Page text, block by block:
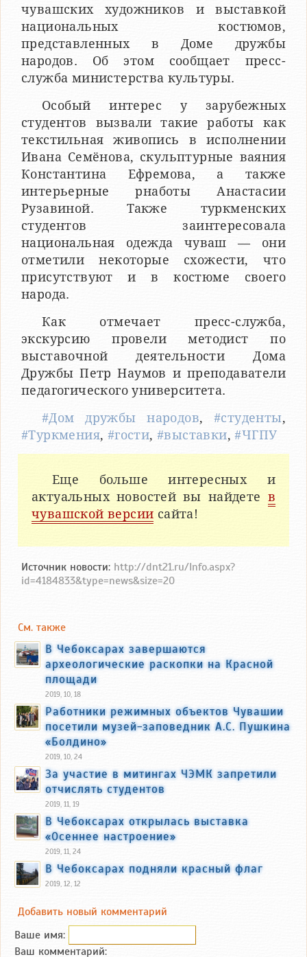
чувашских художников и выставкой
национальных костюмов,
представленных в Доме дружбы
народов. Об этом сообщает пресс-
служба министерства культуры.
Особый интерес у зарубежных
студентов вызвали такие работы как
текстильная живопись в исполнении
Ивана Семёнова, скульптурные ваяния
Константина Ефремова, а также
интерьерные рнаботы Анастасии
Рузавиной. Также туркменских
студентов заинтересовала
национальная одежда чуваш — они
отметили некоторые схожести, что
присутствуют и в костюме своего
народа.
Как отмечает пресс-служба,
экскурсию провели методист по
выставочной деятельности Дома
Дружбы Петр Наумов и преподаватели
педагогического университета.
#Дом дружбы народов, #студенты,
#Туркмения, #гости,#выставки,#ЧГПУ
Еще больше интересных и
актуальных новостей вы найдете в
чувашской версии сайта!
Источник новости: http://dnt21.ru/Info.aspx?
id=4184833&type=news&size=20
См. также
В Чебоксарах завершаются
археологические раскопки на Красной
площади
2019, 10, 18
Работники режимных объектов Чувашии
посетили музей-заповедник А.С. Пушкина
«Болдино»
2019, 10, 24
За участие в митингах ЧЭМК запретили
отчислять студентов
2019, 11, 19
В Чебоксарах открылась выставка
«Осеннее настроение»
2019, 11, 24
В Чебоксарах подняли красный флаг
2019, 12, 12
Добавить новый комментарий
Ваше имя:
Ваш комментарий: